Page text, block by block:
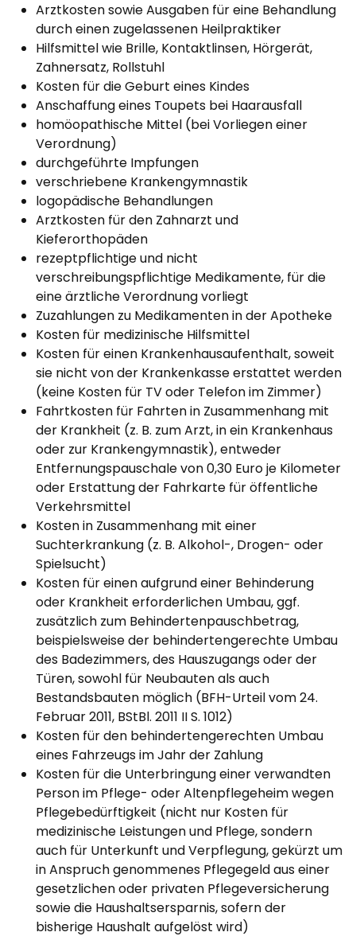
Arztkosten sowie Ausgaben für eine Behandlung
durch einen zugelassenen Heilpraktiker
Hilfsmittel wie Brille, Kontaktlinsen, Hörgerät,
Zahnersatz, Rollstuhl
Kosten für die Geburt eines Kindes
Anschaffung eines Toupets bei Haarausfall
homöopathische Mittel (bei Vorliegen einer
Verordnung)
durchgeführte Impfungen
verschriebene Krankengymnastik
logopädische Behandlungen
Arztkosten für den Zahnarzt und
Kieferorthopäden
rezeptpflichtige und nicht
verschreibungspflichtige Medikamente, für die
eine ärztliche Verordnung vorliegt
Zuzahlungen zu Medikamenten in der Apotheke
Kosten für medizinische Hilfsmittel
Kosten für einen Krankenhausaufenthalt, soweit
sie nicht von der Krankenkasse erstattet werden
(keine Kosten für TV oder Telefon im Zimmer)
Fahrtkosten für Fahrten in Zusammenhang mit
der Krankheit (z. B. zum Arzt, in ein Krankenhaus
oder zur Krankengymnastik), entweder
Entfernungspauschale von 0,30 Euro je Kilometer
oder Erstattung der Fahrkarte für öffentliche
Verkehrsmittel
Kosten in Zusammenhang mit einer
Suchterkrankung (z. B. Alkohol-, Drogen- oder
Spielsucht)
Kosten für einen aufgrund einer Behinderung
oder Krankheit erforderlichen Umbau, ggf.
zusätzlich zum Behindertenpauschbetrag,
beispielsweise der behindertengerechte Umbau
des Badezimmers, des Hauszugangs oder der
Türen, sowohl für Neubauten als auch
Bestandsbauten möglich (BFH-Urteil vom 24.
Februar 2011, BStBl. 2011 II S. 1012)
Kosten für den behindertengerechten Umbau
eines Fahrzeugs im Jahr der Zahlung
Kosten für die Unterbringung einer verwandten
Person im Pflege- oder Altenpflegeheim wegen
Pflegebedürftigkeit (nicht nur Kosten für
medizinische Leistungen und Pflege, sondern
auch für Unterkunft und Verpflegung, gekürzt um
in Anspruch genommenes Pflegegeld aus einer
gesetzlichen oder privaten Pflegeversicherung
sowie die Haushaltsersparnis, sofern der
bisherige Haushalt aufgelöst wird)